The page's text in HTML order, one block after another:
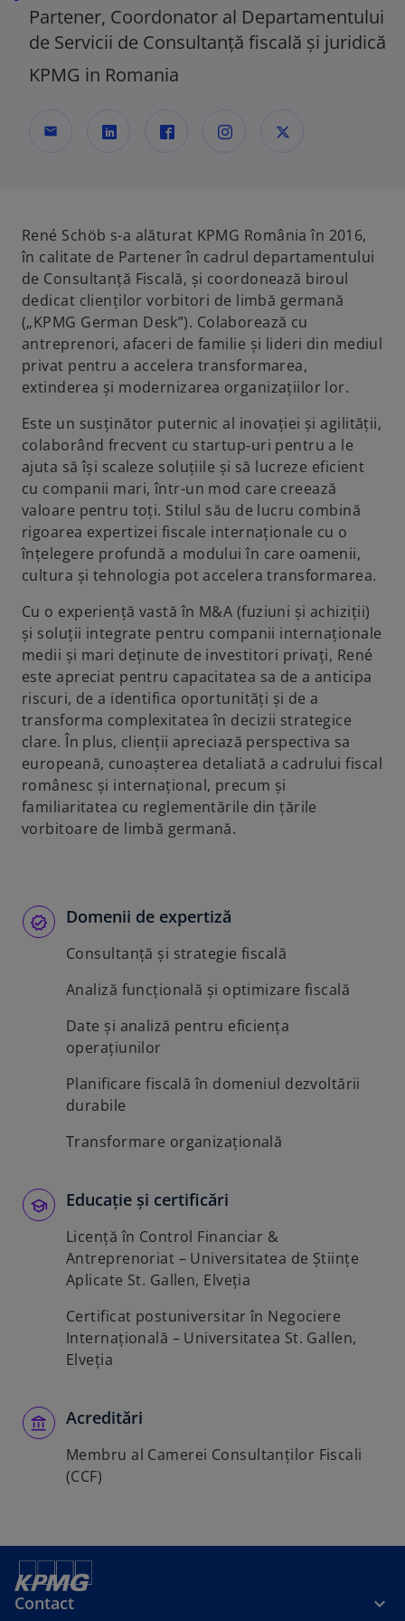
Partener, Coordonator al Departamentului
de Servicii de Consultanță fiscală și juridică
KPMG in Romania
mail
n
s
i
n
a
n
e
w
a
b
n
s
i
n
a
n
e
w
a
b
n
s
n
a
n
e
w
a
b
n
s
i
n
a
n
e
w
a
b
René Schöb s-a alăturat KPMG România în 2016,
în calitate de Partener în cadrul departamentului
de Consultanță Fiscală, și coordonează biroul
dedicat clienților vorbitori de limbă germană
(„KPMG German Desk”). Colaborează cu
antreprenori, afaceri de familie și lideri din mediul
privat pentru a accelera transformarea,
extinderea și modernizarea organizațiilor lor.
Este un susținător puternic al inovației și agilității,
colaborând frecvent cu startup‑uri pentru a le
ajuta să își scaleze soluțiile și să lucreze eficient
cu companii mari, într-un mod care creează
valoare pentru toți. Stilul său de lucru combină
rigoarea expertizei fiscale internaționale cu o
înțelegere profundă a modului în care oamenii,
cultura și tehnologia pot accelera transformarea.
Cu o experiență vastă în M&A (fuziuni și achiziții)
și soluții integrate pentru companii internaționale
medii și mari deținute de investitori privați, René
este apreciat pentru capacitatea sa de a anticipa
riscuri, de a identifica oportunități și de a
transforma complexitatea în decizii strategice
clare. În plus, clienții apreciază perspectiva sa
europeană, cunoașterea detaliată a cadrului fiscal
românesc și internațional, precum și
familiaritatea cu reglementările din țările
vorbitoare de limbă germană.
Domenii de expertiză
Consultanță și strategie fiscală
Analiză funcțională și optimizare fiscală
Date și analiză pentru eficiența
operațiunilor
Planificare fiscală în domeniul dezvoltării
durabile
Transformare organizațională
Educație și certificări
Licență în Control Financiar &
Antreprenoriat – Universitatea de Științe
Aplicate St. Gallen, Elveția
Certificat postuniversitar în Negociere
Internațională – Universitatea St. Gallen,
Elveția
Acreditări
Membru al Camerei Consultanților Fiscali
(CCF)
Contact